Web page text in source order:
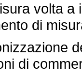
volta
di
di